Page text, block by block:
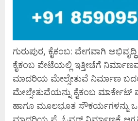
ಗುರುಪುರ, ಕೈಕಂಬ: ವೇಗವಾಗಿ
ಕೈಕಂಬ ಪೇಟೆಯಲ್ಲಿ ಇತ್ತೀಚೆಗೆ
ಮಾದರಿಯ ಮೇಲ್ಸೇತುವೆ ನಿರ್ಮಾಣ
ಮೇಲ್ಸೇತುವೆಯನ್ನು ಕೈಕಂಬ ಮಾರ್ಕೇಟ್
ಹಾಗೂ ಮೂಲಭೂತ ಸೌಕರ್ಯಗಳನ್ನು